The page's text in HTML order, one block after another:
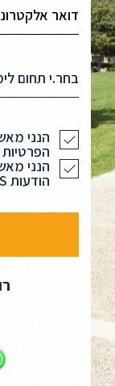
בחר.י תחום
הנני
הנני
הודעות SMS